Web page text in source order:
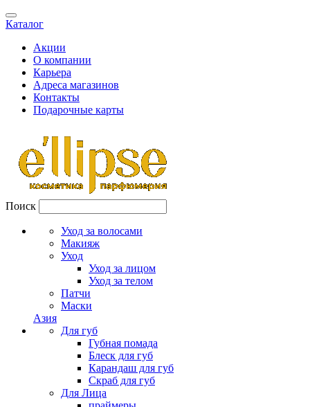
Каталог
Акции
О компании
Карьера
Адреса магазинов
Контакты
Подарочные карты
Поиск
Уход за волосами
Макияж
Уход
Уход за лицом
Уход за телом
Патчи
Маски
Азия
Для губ
Губная помада
Блеск для губ
Карандаш для губ
Скраб для губ
Для Лица